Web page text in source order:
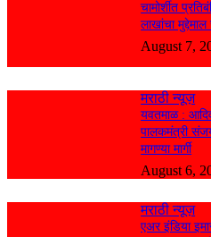
चामोर्शीत
लाखांचा
August 7,
मराठी न्यूज़
यवतमाळ :
पालकमंत्री संजय
मागण्या मार्गी
August 6,
मराठी न्यूज़
एअर इंडिया